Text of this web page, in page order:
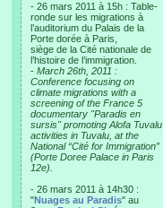
- 26 mars 2011 à 15h : Table-
ronde sur les migrations à
l’auditorium du Palais de la
Porte dorée à Paris,
siège de la Cité nationale de
l’histoire de l’immigration.
- March 26th, 2011 :
Conference focusing on
climate migrations with a
screening of the France 5
documentary "Paradis en
sursis" promoting Alofa Tuvalu
activities in Tuvalu, at the
National “Cité for Immigration”
(Porte Doree Palace in Paris
12e).
- 26 mars 2011 à 14h30 :
"Nuages au Paradis" au